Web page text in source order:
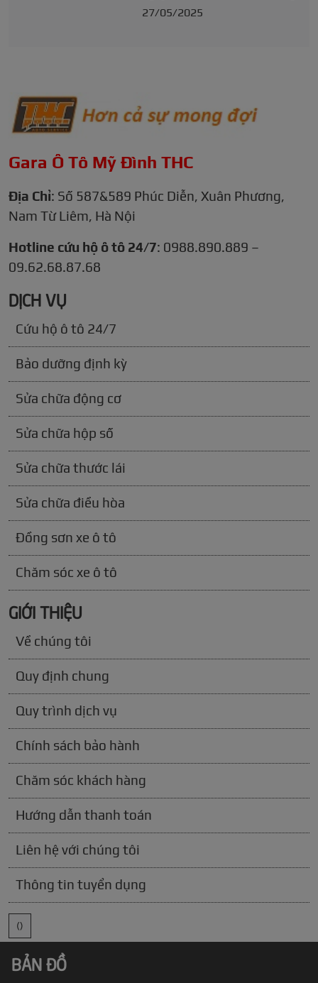
27/05/2025
Gara Ô Tô Mỹ Đình THC
Địa Chỉ: Số 587&589 Phúc Diễn, Xuân Phương,
Nam Từ Liêm, Hà Nội
Hotline cứu hộ ô tô 24/7: 0988.890.889 –
09.62.68.87.68
DỊCH VỤ
Cứu hộ ô tô 24/7
Bảo dưỡng định kỳ
Sửa chữa động cơ
Sửa chữa hộp số
Sửa chữa thước lái
Sửa chữa điều hòa
Đồng sơn xe ô tô
Chăm sóc xe ô tô
GIỚI THIỆU
Về chúng tôi
Quy định chung
Quy trình dịch vụ
Chính sách bảo hành
Chăm sóc khách hàng
Hướng dẫn thanh toán
Liên hệ với chúng tôi
Thông tin tuyển dụng
()
BẢN ĐỒ